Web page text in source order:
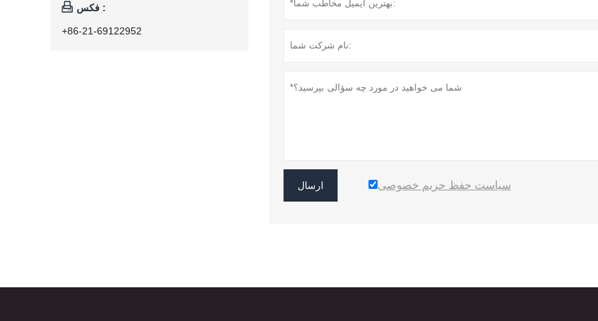
ارسال سیاست حفظ حریم خصوصی
 فکس :
+86-21-69122952